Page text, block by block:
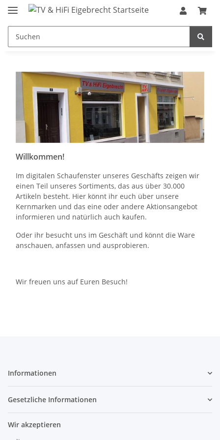
Willkommen!
Im digitalen Schaufenster unseres Geschäfts zeigen wir
einen Teil unseres Sortiments, das aus über 30.000
Artikeln besteht. Hier könnt ihr euch über unsere
Kernmarken und das eine oder andere Aktionsangebot
informieren und natürlich auch kaufen.
Oder ihr besucht uns im Geschäft und könnt die Ware
anschauen, anfassen und ausprobieren.
Wir freuen uns auf Euren Besuch!
Informationen
Gesetzliche Informationen
Wir akzeptieren